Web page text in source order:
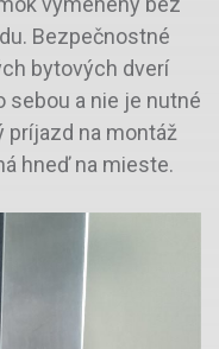
Bezpečnostné
bytových dverí
sebou a nie je nutné
príjazd na montáž
hneď na mieste.